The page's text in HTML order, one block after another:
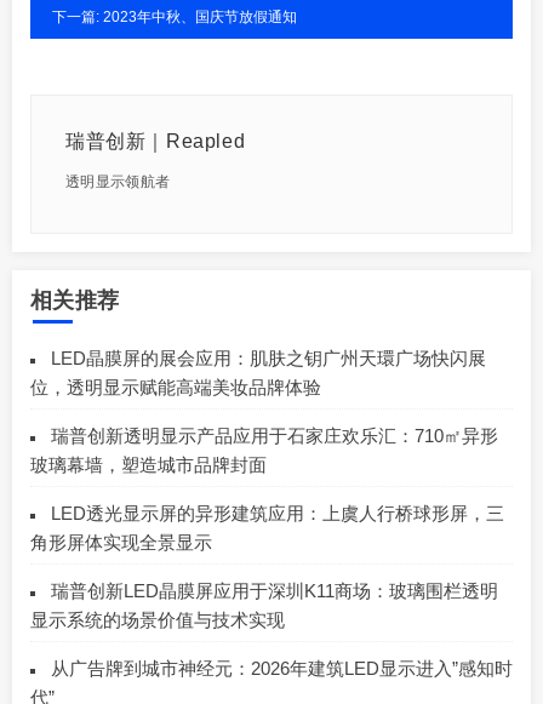
下一篇: 2023年中秋、国庆节放假通知
瑞普创新｜Reapled
透明显示领航者
相关推荐
LED晶膜屏的展会应用：肌肤之钥广州天環广场快闪展
位，透明显示赋能高端美妆品牌体验
瑞普创新透明显示产品应用于石家庄欢乐汇：710㎡异形
玻璃幕墙，塑造城市品牌封面
LED透光显示屏的异形建筑应用：上虞人行桥球形屏，三
角形屏体实现全景显示
瑞普创新LED晶膜屏应用于深圳K11商场：玻璃围栏透明
显示系统的场景价值与技术实现
从广告牌到城市神经元：2026年建筑LED显示进入”感知时
代”